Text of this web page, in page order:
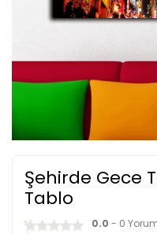
Şehirde Gece
Tablo
0.0 - 0